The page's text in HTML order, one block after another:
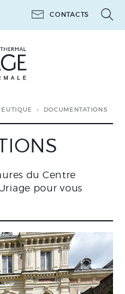
CONTACTS
THÉRAPEUTIQUE
DOCUMENTATIONS
du Centre
pour vous